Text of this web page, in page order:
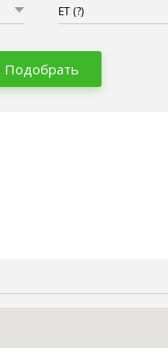
ET (?)
Подобрать